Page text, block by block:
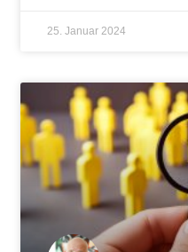
25. Januar 2024